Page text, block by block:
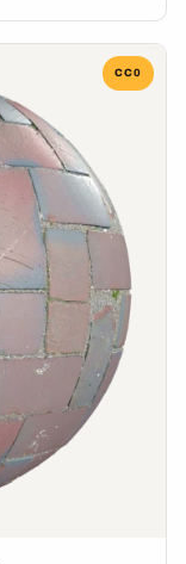
CC0